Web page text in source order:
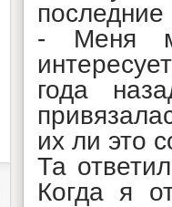
- Меня
года
их ли это
Та
Когда я